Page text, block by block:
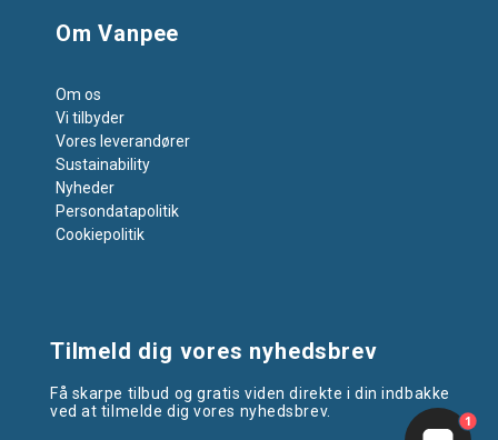
Om Vanpee
Om os
Vi tilbyder
Vores leverandører
Sustainability
Nyheder
Persondatapolitik
Cookiepolitik
Tilmeld dig vores nyhedsbrev
Få skarpe tilbud og gratis viden direkte i din indbakke
ved at tilmelde dig vores nyhedsbrev.
1